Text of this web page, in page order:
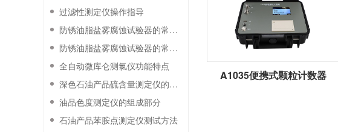
A1035便携式颗粒计数器
过滤性测定仪操作指导
防锈油脂盐雾腐蚀试验器的常见故障与解决方法
防锈油脂盐雾腐蚀试验器的常见故障与解决方法
全自动微库仑测氯仪功能特点
深色石油产品硫含量测定仪的工作环境要求
油品色度测定仪的组成部分
石油产品苯胺点测定仪测试方法